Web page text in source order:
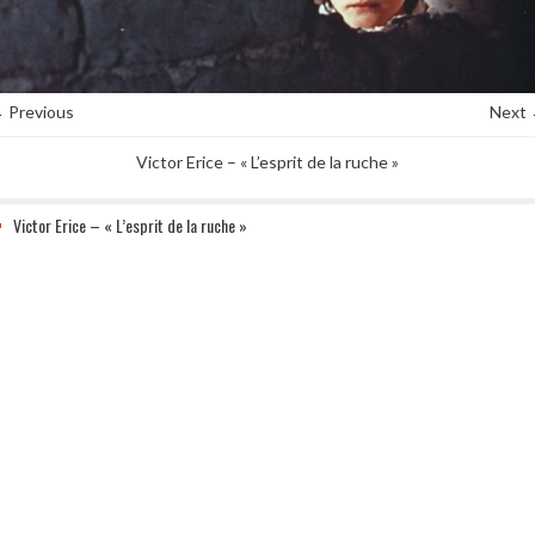
Next
Victor Erice – « L’esprit de la ruche »
Victor Erice – « L’esprit de la ruche »